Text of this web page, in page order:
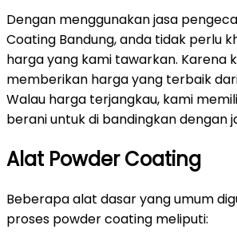
Dengan menggunakan jasa
Coating Bandung, anda tidak perlu
harga yang kami tawarkan. Karena
memberikan harga yang terbaik
Walau harga terjangkau, kami
berani untuk di bandingkan dengan
Alat Powder Coating
Beberapa alat dasar yang umum
proses powder coating meliputi: